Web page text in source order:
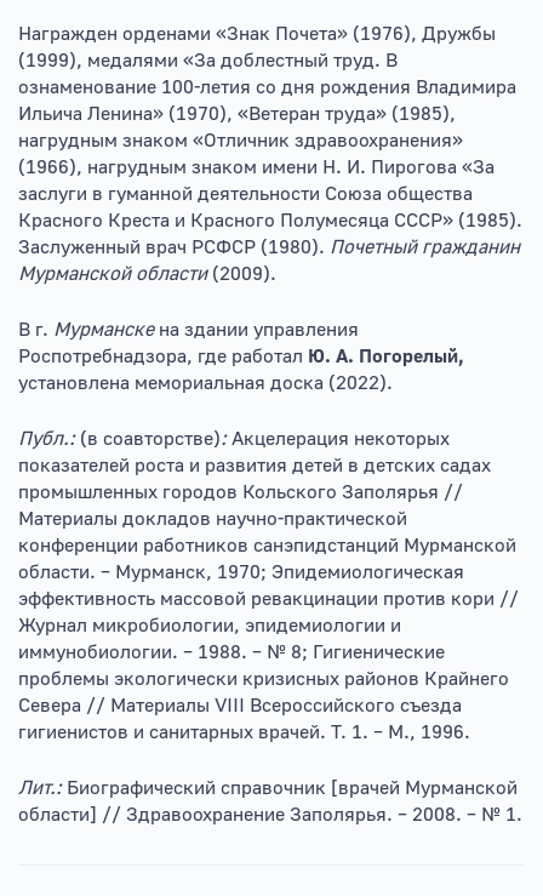
Награжден орденами «Знак Почета» (1976), Дружбы
(1999), медалями «За доблестный труд. В
ознаменование 100-летия со дня рождения Владимира
Ильича Ленина» (1970), «Ветеран труда» (1985),
нагрудным знаком «Отличник здравоохранения»
(1966), нагрудным знаком имени Н. И. Пирогова «За
заслуги в гуманной деятельности Союза общества
Красного Креста и Красного Полумесяца СССР» (1985).
Заслуженный врач РСФСР (1980). Почетный гражданин
Мурманской области(2009).
В г. Мурманскена здании управления
Роспотребнадзора, где работал Ю. А. Погорелый,
установлена мемориальная доска (2022).
Публ.:(в соавторстве):Акцелерация некоторых
показателей роста и развития детей в детских садах
промышленных городов Кольского Заполярья //
Материалы докладов научно-практической
конференции работников санэпидстанций Мурманской
области. – Мурманск, 1970; Эпидемиологическая
эффективность массовой ревакцинации против кори //
Журнал микробиологии, эпидемиологии и
иммунобиологии. – 1988. – № 8; Гигиенические
проблемы экологически кризисных районов Крайнего
Севера // Материалы VIII Всероссийского съезда
гигиенистов и санитарных врачей. Т. 1. – М., 1996.
Лит.:Биографический справочник [врачей Мурманской
области] // Здравоохранение Заполярья. – 2008. – № 1.